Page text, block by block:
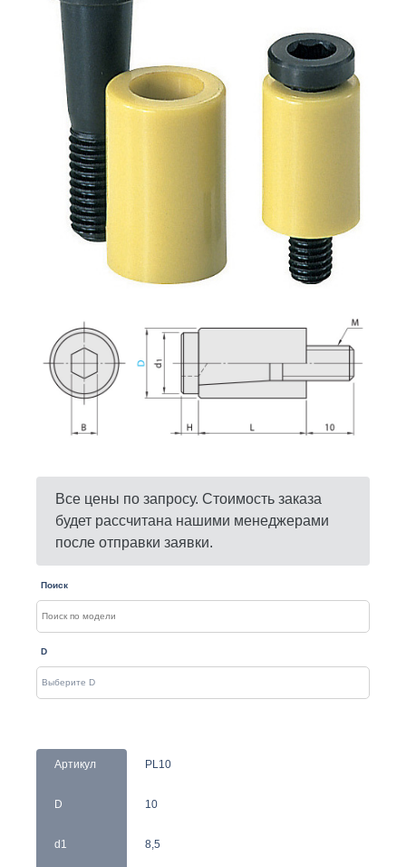
Все цены по запросу. Стоимость заказа
будет рассчитана нашими менеджерами
после отправки заявки.
Поиск
D
Артикул
D
d1
PL10
10
8,5